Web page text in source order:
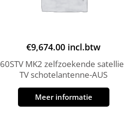
€9,674.00 incl.btw
60STV MK2 zelfzoekende
TV schotelantenne-AUS
Meer informatie